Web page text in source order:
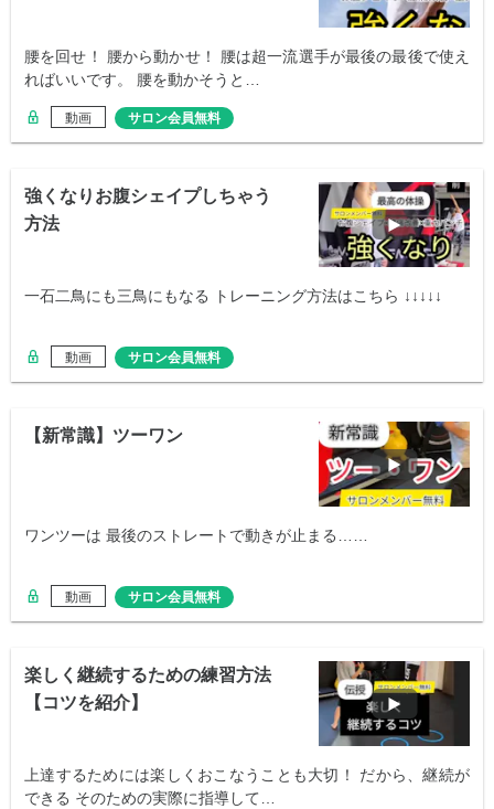
腰を回せ！ 腰から動かせ！ 腰は超一流選手が最後の最後で使え
ればいいです。 腰を動かそうと…
動画 サロン会員無料
強くなりお腹シェイプしちゃう
方法
一石二鳥にも三鳥にもなる トレーニング方法はこちら ↓↓↓↓↓
動画 サロン会員無料
【新常識】ツーワン
ワンツーは 最後のストレートで動きが止まる……
動画 サロン会員無料
楽しく継続するための練習方法
【コツを紹介】
上達するためには楽しくおこなうことも大切！ だから、継続が
できる そのための実際に指導して…